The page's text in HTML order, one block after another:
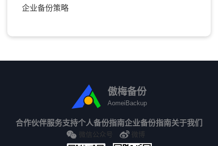
企业备份策略
傲梅备份
AomeiBackup
合作伙伴服务支持个人备份指南企业备份指南关于我们
微信公众号 微博